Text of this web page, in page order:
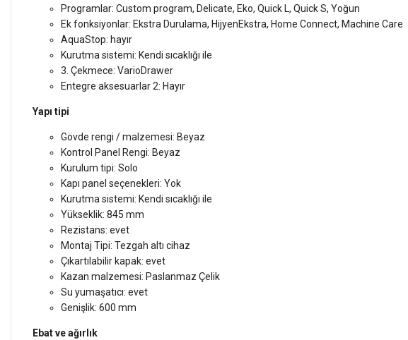
Programlar: Custom program, Delicate, Eko, Quick L, Quick S, Yoğun
Ek fonksiyonlar: Ekstra Durulama, HijyenEkstra, Home Connect, Machine Care
AquaStop: hayır
Kurutma sistemi: Kendi sıcaklığı ile
3. Çekmece: VarioDrawer
Entegre aksesuarlar 2: Hayır
Yapı tipi
Gövde rengi / malzemesi: Beyaz
Kontrol Panel Rengi: Beyaz
Kurulum tipi: Solo
Kapı panel seçenekleri: Yok
Kurutma sistemi: Kendi sıcaklığı ile
Yükseklik: 845 mm
Rezistans: evet
Montaj Tipi: Tezgah altı cihaz
Çıkartılabilir kapak: evet
Kazan malzemesi: Paslanmaz Çelik
Su yumaşatıcı: evet
Genişlik: 600 mm
Ebat ve ağırlık